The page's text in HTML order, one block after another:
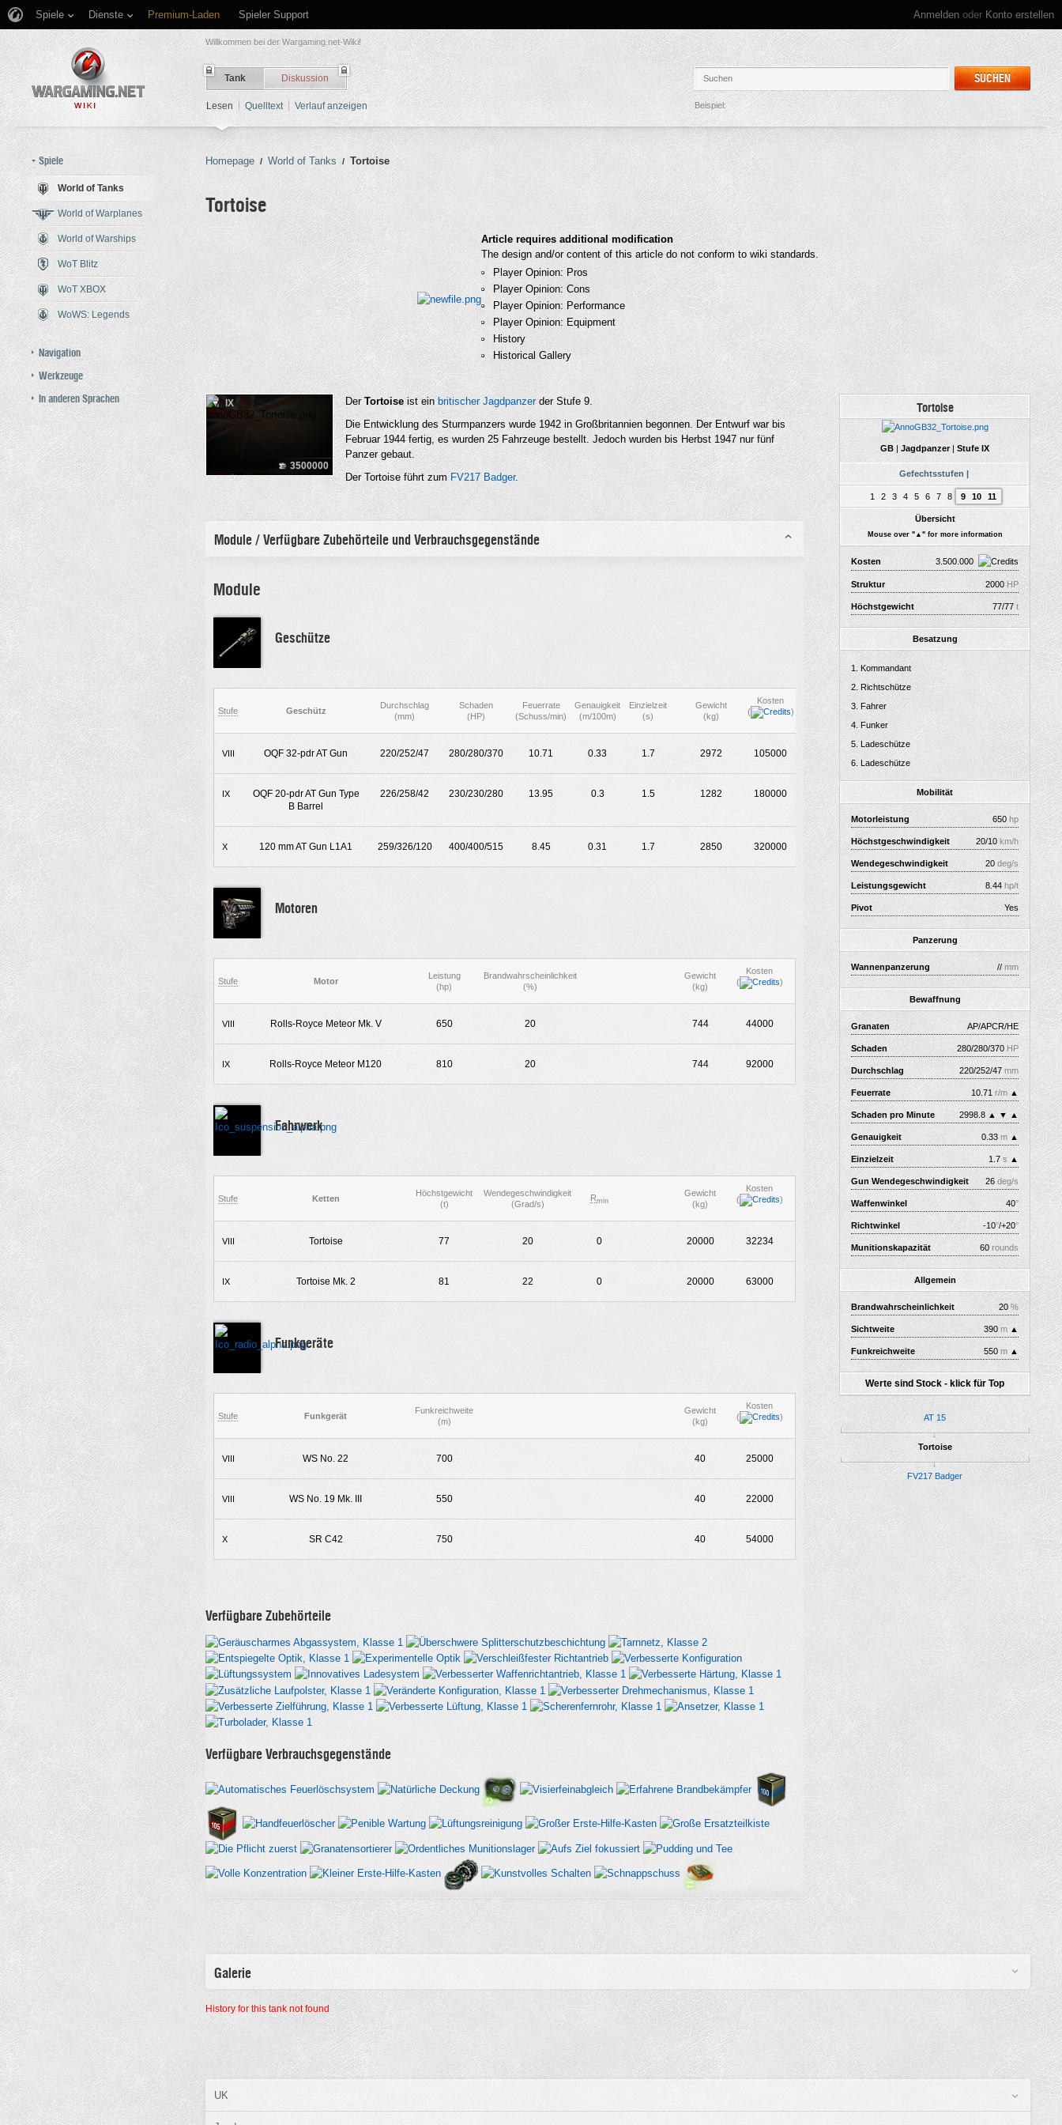
Anmelden oder Konto erstellen
Spiele Dienste Premium-Laden Spieler Support
Willkommen bei der Wargaming.net-Wiki!
Tank Diskussion
Lesen Quelltext Verlauf anzeigen
SUCHEN
Beispiel:
Spiele
World of Tanks
World of Warplanes
World of Warships
WoT Blitz
WoT XBOX
WoWS: Legends
Navigation
Werkzeuge
In anderen Sprachen
Homepage / World of Tanks / Tortoise
Tortoise
Wechseln zu: Navigation,Suche
Article requires additional modification
The design and/or content of this article do not conform to wiki standards.
Player Opinion: Pros
Player Opinion: Cons
Player Opinion: Performance
Player Opinion: Equipment
History
Historical Gallery
Tortoise
GB|Jagdpanzer| Stufe IX
Gefechtsstufen |
1 2 3 4 5 6 7 8 9 10 11
Übersicht
Mouse over "▲ " for more information
3.500.000
Kosten
2000 HP
Struktur
77/77 t
Höchstgewicht
Besatzung
Kommandant
Richtschütze
Fahrer
Funker
Ladeschütze
Ladeschütze
Mobilität
650 hp
Motorleistung
20/10 km/h
Höchstgeschwindigkeit
20 deg/s
Wendegeschwindigkeit
8.44hp/t
Leistungsgewicht
Yes
Pivot
Panzerung
// mm
Wannenpanzerung
Bewaffnung
AP/APCR/HE
Granaten
280/280/370 HP
Schaden
220/252/47mm
Durchschlag
10.71r/m ▲
Feuerrate
2998.8 ▲ ▼ ▲
Schaden pro Minute
0.33 m ▲
Genauigkeit
1.7 s ▲
Einzielzeit
26 deg/s
Gun Wendegeschwindigkeit
40°
Waffenwinkel
-10°/+20°
Richtwinkel
60 rounds
Munitionskapazität
Allgemein
20 %
Brandwahrscheinlichkeit
390m ▲
Sichtweite
550m ▲
Funkreichweite
Werte sind Stock - klick für Top
AT 15
Tortoise
FV217 Badger
IX
3500000
DerTortoiseist einbritischer Jagdpanzerder Stufe 9.
Die Entwicklung des Sturmpanzers wurde 1942 in Großbritannien begonnen. Der Entwurf war bis
Februar 1944 fertig, es wurden 25 Fahrzeuge bestellt. Jedoch wurden bis Herbst 1947 nur fünf
Panzer gebaut.
Der Tortoise führt zumFV217 Badger.
Module / Verfügbare Zubehörteile und Verbrauchsgegenstände
Module
Geschütze
Stufe Geschütz
Durchschlag
(mm)
Schaden
(HP)
Feuerrate
(Schuss/min)
Genauigkeit
(m/100m)
Einzielzeit
(s)
Gewicht
(kg)
Kosten
(
)
VIII OQF 32-pdr AT Gun 220/252/47 280/280/370 10.71 0.33 1.7 2972 105000
IX
OQF 20-pdr AT Gun Type
B Barrel
226/258/42 230/230/280 13.95 0.3 1.5 1282 180000
X 120 mm AT Gun L1A1 259/326/120 400/400/515 8.45 0.31 1.7 2850 320000
Motoren
Stufe Motor
Leistung
(hp)
Brandwahrscheinlichkeit
(%)
Gewicht
(kg)
Kosten
(
)
VIII Rolls-Royce Meteor Mk. V 650 20 744 44000
IX Rolls-Royce Meteor M120 810 20 744 92000
Fahrwerk
Stufe Ketten
Höchstgewicht
(t)
Wendegeschwindigkeit
(Grad/s)
Rmin
Gewicht
(kg)
Kosten
(
)
VIII Tortoise 77 20 0 20000 32234
IX Tortoise Mk. 2 81 22 0 20000 63000
Funkgeräte
Stufe Funkgerät
Funkreichweite
(m)
Gewicht
(kg)
Kosten
(
)
VIII WS No. 22 700 40 25000
VIII WS No. 19 Mk. III 550 40 22000
X SR C42 750 40 54000
Verfügbare Zubehörteile
Verfügbare Verbrauchsgegenstände
Galerie
History for this tank not found
UK